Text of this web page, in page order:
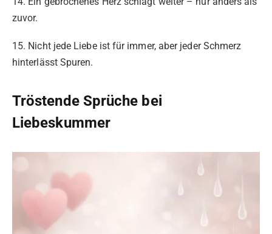
zuvor.
15. Nicht jede Liebe ist für immer, aber jeder Schmerz
hinterlässt Spuren.
Tröstende Sprüche bei
Liebeskummer